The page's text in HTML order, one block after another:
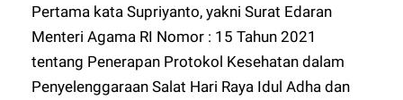
Pertama kata Supriyanto, yakni Surat Edaran
Menteri Agama RI Nomor : 15 Tahun 2021
tentang Penerapan Protokol Kesehatan dalam
Penyelenggaraan Salat Hari Raya Idul Adha dan